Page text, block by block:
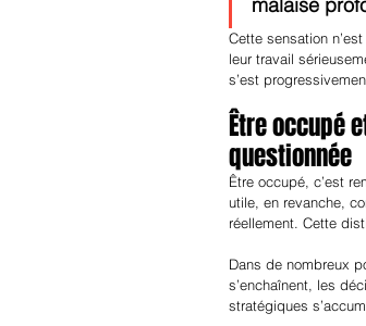
Cette sensation
leur travail
s’est
Être occupé
questionnée
Être occupé, c’est
utile, en revanche,
réellement. Cette
Dans de nombreux
s’enchaînent, les
stratégiques